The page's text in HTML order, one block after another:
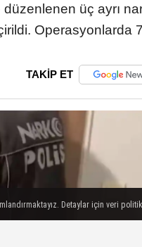
üç ayrı
Operasyonlarda 7
TAKİP ET
Detaylar için veri